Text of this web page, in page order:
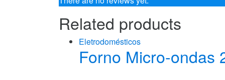
Related products
Eletrodomésticos
Forno Micro-ondas